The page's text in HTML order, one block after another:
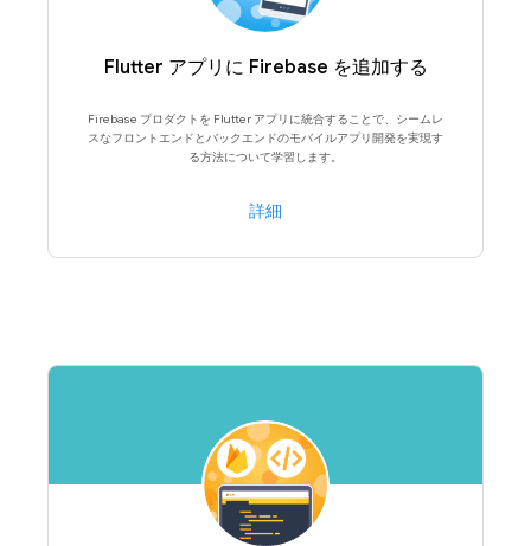
Flutter アプリに Firebase を追加する
Firebase プロダクトを Flutter アプリに統合することで、シームレ
スなフロントエンドとバックエンドのモバイルアプリ開発を実現す
る方法について学習します。
詳細